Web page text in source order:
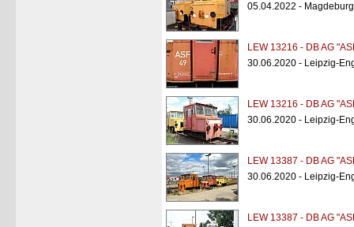
05.04.2022 -
LEW 13216 - DB AG
30.06.2020 - Leipzig-
LEW 13216 - DB AG
30.06.2020 - Leipzig-
LEW 13387 - DB AG
30.06.2020 - Leipzig-
LEW 13387 - DB AG